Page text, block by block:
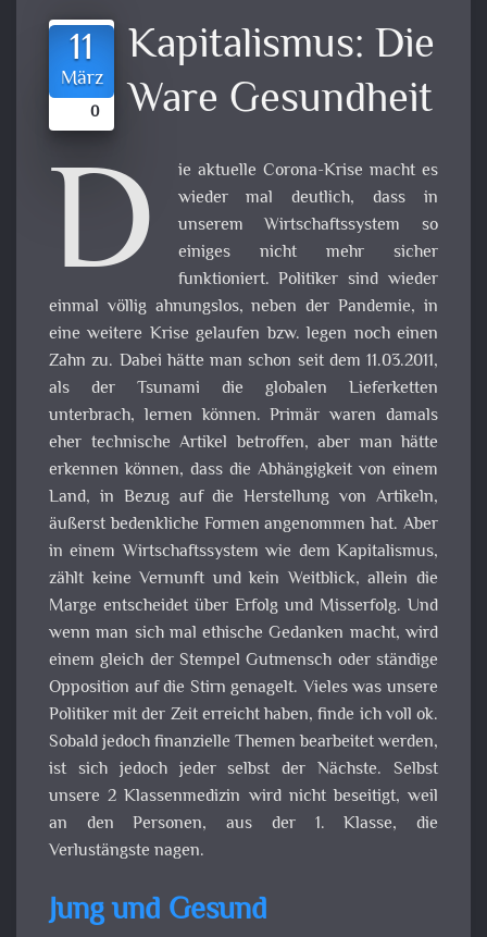
11
März
0
Kapitalismus: Die
Ware Gesundheit
D
ie aktuelle Corona-Krise macht es
wieder mal deutlich, dass in
unserem Wirtschaftssystem so
einiges nicht mehr sicher
funktioniert. Politiker sind wieder
einmal völlig ahnungslos, neben der Pandemie, in
eine weitere Krise gelaufen bzw. legen noch einen
Zahn zu. Dabei hätte man schon seit dem 11.03.2011,
als der Tsunami die globalen Lieferketten
unterbrach, lernen können. Primär waren damals
eher technische Artikel betroffen, aber man hätte
erkennen können, dass die Abhängigkeit von einem
Land, in Bezug auf die Herstellung von Artikeln,
äußerst bedenkliche Formen angenommen hat. Aber
in einem Wirtschaftssystem wie dem Kapitalismus,
zählt keine Vernunft und kein Weitblick, allein die
Marge entscheidet über Erfolg und Misserfolg. Und
wenn man sich mal ethische Gedanken macht, wird
einem gleich der Stempel Gutmensch oder ständige
Opposition auf die Stirn genagelt. Vieles was unsere
Politiker mit der Zeit erreicht haben, finde ich voll ok.
Sobald jedoch finanzielle Themen bearbeitet werden,
ist sich jedoch jeder selbst der Nächste. Selbst
unsere 2 Klassenmedizin wird nicht beseitigt, weil
an den Personen, aus der 1. Klasse, die
Verlustängste nagen.
Jung und Gesund